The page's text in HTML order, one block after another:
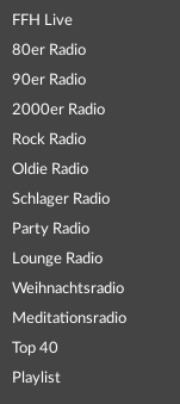
FFH Live
80er Radio
90er Radio
2000er Radio
Rock Radio
Oldie Radio
Schlager Radio
Party Radio
Lounge Radio
Weihnachtsradio
Meditationsradio
Top 40
Playlist